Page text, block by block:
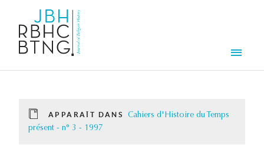
APPARAÎT DANS
Cahiers d'Histoire du Temps
présent - n° 3 - 1997